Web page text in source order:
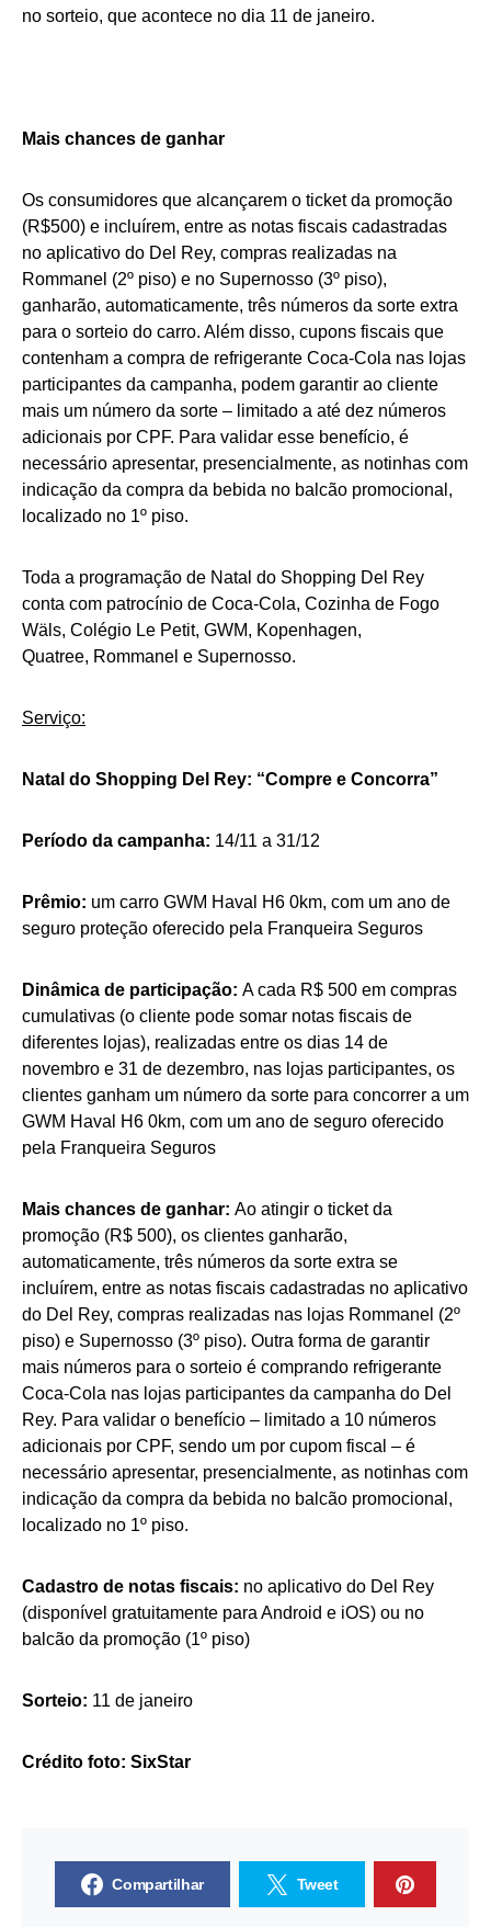
no sorteio, que acontece no dia 11 de janeiro.
Mais chances de ganhar
Os consumidores que alcançarem o ticket da promoção
(R$500) e incluírem, entre as notas fiscais cadastradas
no aplicativo do Del Rey, compras realizadas na
Rommanel (2º piso) e no Supernosso (3º piso),
ganharão, automaticamente, três números da sorte extra
para o sorteio do carro. Além disso, cupons fiscais que
contenham a compra de refrigerante Coca-Cola nas lojas
participantes da campanha, podem garantir ao cliente
mais um número da sorte – limitado a até dez números
adicionais por CPF. Para validar esse benefício, é
necessário apresentar, presencialmente, as notinhas com
indicação da compra da bebida no balcão promocional,
localizado no 1º piso.
Toda a programação de Natal do Shopping Del Rey
conta com patrocínio de Coca-Cola, Cozinha de Fogo
Wäls, Colégio Le Petit, GWM, Kopenhagen,
Quatree, Rommanel e Supernosso.
Serviço:
Natal do Shopping Del Rey: “Compre e Concorra”
Período da campanha: 14/11 a 31/12
Prêmio: um carro GWM Haval H6 0km, com um ano de
seguro proteção oferecido pela Franqueira Seguros
Dinâmica de participação: A cada R$ 500 em compras
cumulativas (o cliente pode somar notas fiscais de
diferentes lojas), realizadas entre os dias 14 de
novembro e 31 de dezembro, nas lojas participantes, os
clientes ganham um número da sorte para concorrer a um
GWM Haval H6 0km, com um ano de seguro oferecido
pela Franqueira Seguros
Mais chances de ganhar: Ao atingir o ticket da
promoção (R$ 500), os clientes ganharão,
automaticamente, três números da sorte extra se
incluírem, entre as notas fiscais cadastradas no aplicativo
do Del Rey, compras realizadas nas lojas Rommanel (2º
piso) e Supernosso (3º piso). Outra forma de garantir
mais números para o sorteio é comprando refrigerante
Coca-Cola nas lojas participantes da campanha do Del
Rey. Para validar o benefício – limitado a 10 números
adicionais por CPF, sendo um por cupom fiscal – é
necessário apresentar, presencialmente, as notinhas com
indicação da compra da bebida no balcão promocional,
localizado no 1º piso.
Cadastro de notas fiscais: no aplicativo do Del Rey
(disponível gratuitamente para Android e iOS) ou no
balcão da promoção (1º piso)
Sorteio: 11 de janeiro
Crédito foto: SixStar
Compartilhar Tweet